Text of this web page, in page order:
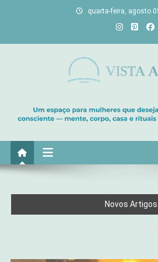
quarta-feira, agosto
bem-estar e encontre seu propósito.
vida com mais luz e
Novos Artigos